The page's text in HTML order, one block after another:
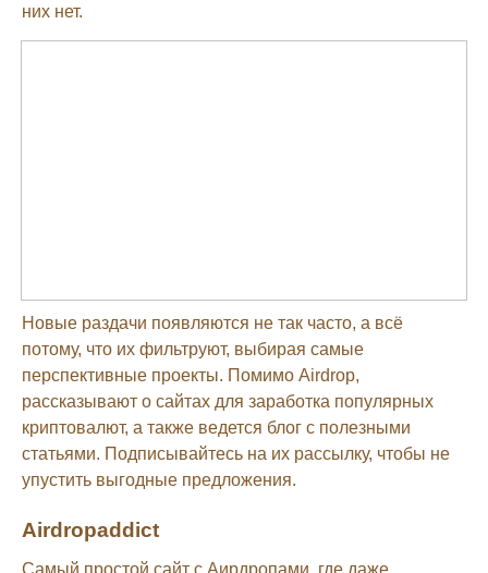
них нет.
Новые раздачи появляются не так часто, а всё
потому, что их фильтруют, выбирая самые
перспективные проекты. Помимо Airdrop,
рассказывают о сайтах для заработка популярных
криптовалют, а также ведется блог с полезными
статьями. Подписывайтесь на их рассылку, чтобы не
упустить выгодные предложения.
Airdropaddict
Самый простой сайт с Аирдропами, где даже